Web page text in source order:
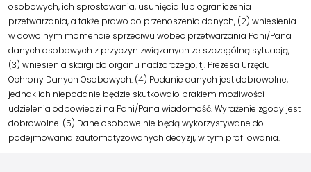
osobowych, ich sprostowania, usunięcia lub ograniczenia
przetwarzania, a także prawo do przenoszenia danych, (2) wniesienia
w dowolnym momencie sprzeciwu wobec przetwarzania Pani/Pana
danych osobowych z przyczyn związanych ze szczególną sytuacją,
(3) wniesienia skargi do organu nadzorczego, tj. Prezesa Urzędu
Ochrony Danych Osobowych. (4) Podanie danych jest dobrowolne,
jednak ich niepodanie będzie skutkowało brakiem możliwości
udzielenia odpowiedzi na Pani/Pana wiadomość. Wyrażenie zgody jest
dobrowolne. (5) Dane osobowe nie będą wykorzystywane do
podejmowania zautomatyzowanych decyzji, w tym profilowania.